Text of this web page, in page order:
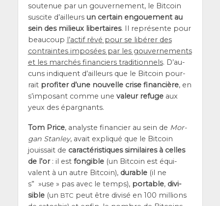
sou­te­nue par un gou­ver­ne­ment, le Bit­coin
sus­cite d’ailleurs un cer­tain engoue­ment au
sein des milieux liber­taires. Il repré­sente pour
beau­coup l’ac­tif rêvé pour se libé­rer des
contraintes impo­sées par les gou­ver­ne­ments
et les mar­chés finan­ciers tra­di­tion­nels. D’au­
cuns indiquent d’ailleurs que le Bit­coin pour­
rait pro­fi­ter d’une nou­velle crise finan­cière, en
s’im­po­sant comme une valeur refugeaux
yeux des épargnants.
Tom Price, ana­lyste finan­cier au sein de Mor­
gan Stan­ley, avait expli­qué que le Bit­coin
jouis­sait de carac­té­ris­tiques simi­laires à celles
de l’or: il est fon­gible(un Bit­coin est équi­
valent à un autre Bit­coin), durable(il ne
s” »use » pas avec le temps), por­table, divi­
sible(un BTC peut être divi­sé en 100 mil­lions